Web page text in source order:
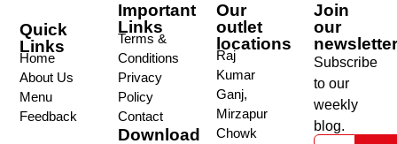
Quick
Links
Home
About Us
Menu
Feedback
Important
Links
Terms &
Conditions
Privacy
Policy
Contact
Download
Our
outlet
locations
Raj
Kumar
Ganj,
Mirzapur
Chowk
Join
our
Subscribe
to our
weekly
blog.